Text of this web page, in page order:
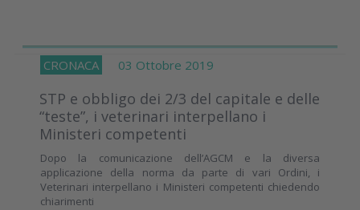
CRONACA 03 Ottobre 2019
STP e obbligo dei 2/3 del capitale e delle
“teste”, i veterinari interpellano i
Ministeri competenti
Dopo la comunicazione dell’AGCM e la diversa
applicazione della norma da parte di vari Ordini, i
Veterinari interpellano i Ministeri competenti chiedendo
chiarimenti